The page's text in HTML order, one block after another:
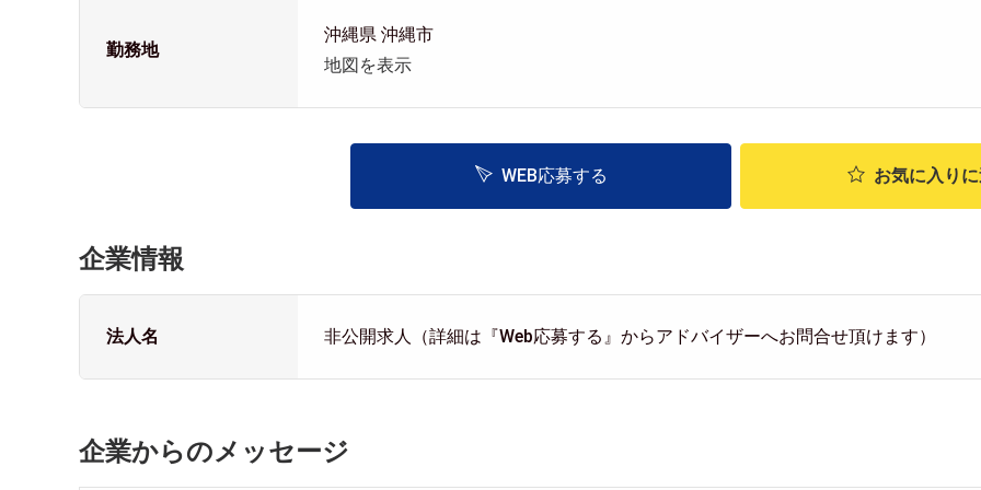
勤務地
沖縄県 沖縄市
地図を表示
WEB応募する お気に入り
企業情報
法人名 非公開求人（詳細は『Web応募する』からアドバイザーへお問合せ頂けます）
企業からのメッセージ